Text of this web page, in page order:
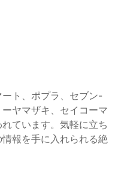
ト、ポプラ、セブン-
ヤマザキ、セイコーマ
ています。気軽に立ち
報を手に入れられる絶